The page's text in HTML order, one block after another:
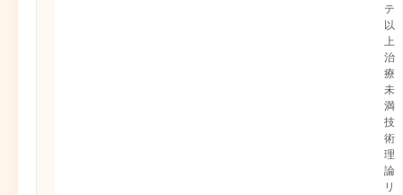
テ
以
上
治
療
未
満
技
術
理
論
リ